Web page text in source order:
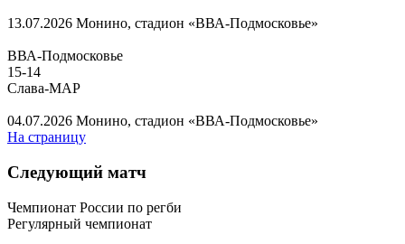
13.07.2026 Монино, стадион «ВВА-Подмосковье»
ВВА-Подмосковье
15-14
Слава-МАР
04.07.2026 Монино, стадион «ВВА-Подмосковье»
На страницу
Следующий матч
Чемпионат России по регби
Регулярный чемпионат